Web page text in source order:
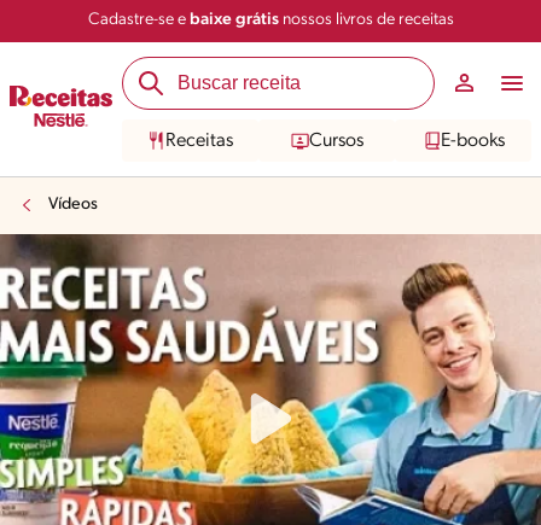
Cadastre-se e baixe grátisnossos livros de receitas
Receitas Cursos E-books
Vídeos